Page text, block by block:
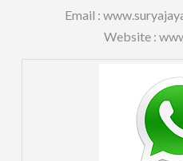
Email :
Website :